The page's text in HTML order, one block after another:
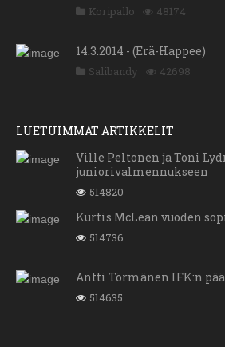
Koripallo 48174
14.3.2014 - (Erä-Happee)
Salibandy 42698
LUETUIMMAT ARTIKKELIT
Ville Peltonen ja Toni
juniorivalmennukseen
514820
Kurtis McLean vuoden
514736
Antti Törmänen IFK:n
514635